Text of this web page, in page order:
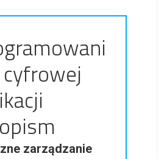
zarządzanie